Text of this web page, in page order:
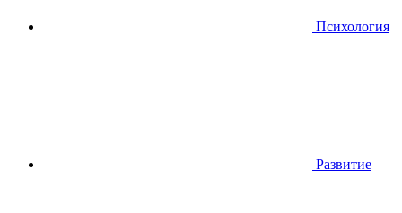
Психология
Развитие